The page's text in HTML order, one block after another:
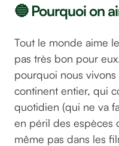
🔵 Pourquoi on
Tout le monde aime
pas très bon pour
pourquoi nous
continent entier, qui
quotidien (qui ne va
en péril des espèces
même pas dans les